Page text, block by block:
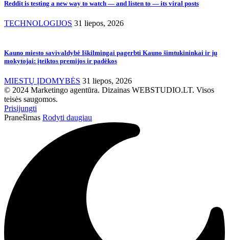
Reddit is testing a new way to watch — and listen to — its viral posts
TECHNOLOGIJOS 31 liepos, 2026
Kauno miesto savivaldybė Iškilmingai pagerbti Kauno šimtukininkai ir jų
mokytojai: įteiktos premijos ir padėkos
MIESTŲ ĮDOMYBĖS 31 liepos, 2026
© 2024 Marketingo agentūra. Dizainas WEBSTUDIO.LT. Visos
teisės saugomos.
Prisijungti
Pranešimas Rodyti daugiau